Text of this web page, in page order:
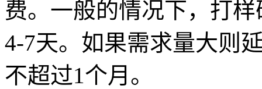
费。一般的情况下，打
4-7天。如果需求量大则
不超过1个月。